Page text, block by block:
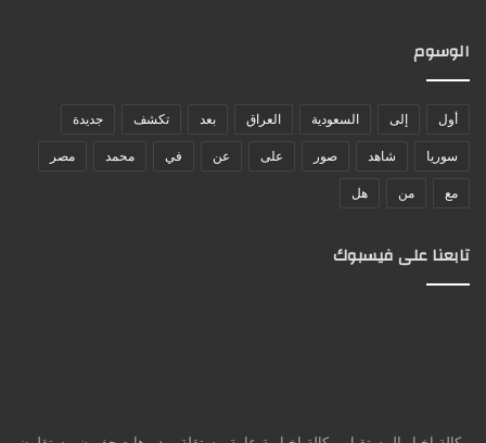
الوسوم
أول إلى السعودية العراق بعد تكشف جديدة
سوريا شاهد صور على عن في محمد مصر
مع من هل
تابعنا على فيسبوك